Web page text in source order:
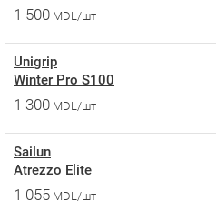
1 500 MDL/шт
Unigrip
Winter Pro S100
1 300 MDL/шт
Sailun
Atrezzo Elite
1 055 MDL/шт